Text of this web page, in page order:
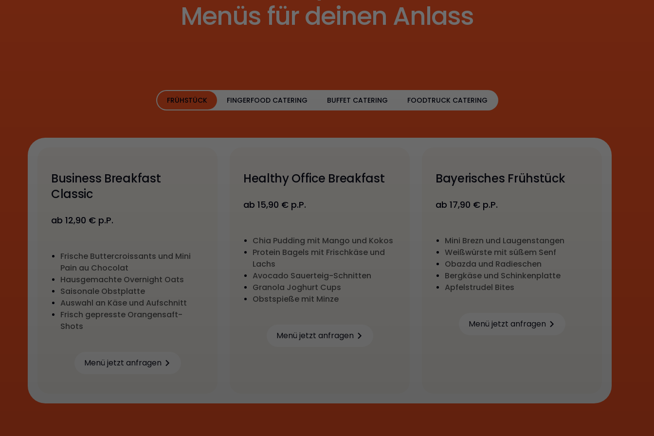
Menüs für deinen Anlass
FRÜHSTÜCK FINGERFOOD CATERING BUFFET CATERING FOODTRUCK CATERING
Business Breakfast
Classic
ab 12,90 € p.P.
Frische Buttercroissants und Mini
Pain au Chocolat
Hausgemachte Overnight Oats
Saisonale Obstplatte
Auswahl an Käse und Aufschnitt
Frisch gepresste Orangensaft-
Shots
Menü jetzt anfragen
Healthy Office Breakfast
ab 15,90 € p.P.
Chia Pudding mit Mango und Kokos
Protein Bagels mit Frischkäse und
Lachs
Avocado Sauerteig-Schnitten
Granola Joghurt Cups
Obstspieße mit Minze
Menü jetzt anfragen
Bayerisches Frühstück
ab 17,90 € p.P.
Mini Brezn und Laugenstangen
Weißwürste mit süßem Senf
Obazda und Radieschen
Bergkäse und Schinkenplatte
Apfelstrudel Bites
Menü jetzt anfragen